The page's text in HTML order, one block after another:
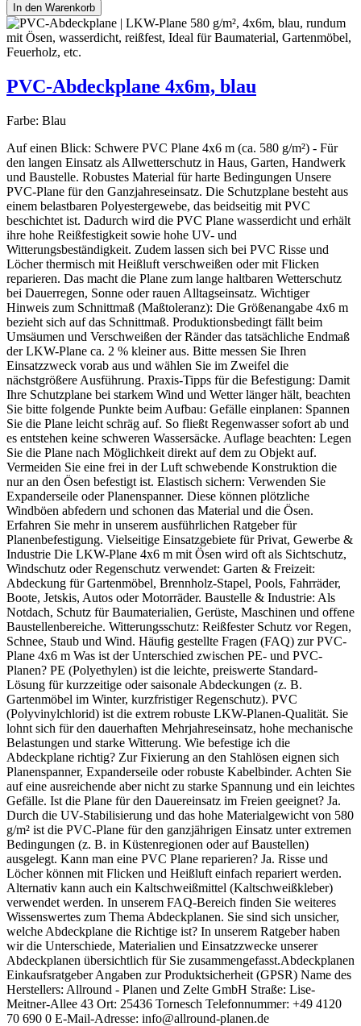
In den Warenkorb
PVC-Abdeckplane 4x6m, blau
Farbe: Blau
Auf einen Blick: Schwere PVC Plane 4x6 m (ca. 580 g/m²) - Für
den langen Einsatz als Allwetterschutz in Haus, Garten, Handwerk
und Baustelle. Robustes Material für harte Bedingungen Unsere
PVC-Plane für den Ganzjahreseinsatz. Die Schutzplane besteht aus
einem belastbaren Polyestergewebe, das beidseitig mit PVC
beschichtet ist. Dadurch wird die PVC Plane wasserdicht und erhält
ihre hohe Reißfestigkeit sowie hohe UV- und
Witterungsbeständigkeit. Zudem lassen sich bei PVC Risse und
Löcher thermisch mit Heißluft verschweißen oder mit Flicken
reparieren. Das macht die Plane zum lange haltbaren Wetterschutz
bei Dauerregen, Sonne oder rauen Alltagseinsatz. Wichtiger
Hinweis zum Schnittmaß (Maßtoleranz): Die Größenangabe 4x6 m
bezieht sich auf das Schnittmaß. Produktionsbedingt fällt beim
Umsäumen und Verschweißen der Ränder das tatsächliche Endmaß
der LKW-Plane ca. 2 % kleiner aus. Bitte messen Sie Ihren
Einsatzzweck vorab aus und wählen Sie im Zweifel die
nächstgrößere Ausführung. Praxis-Tipps für die Befestigung: Damit
Ihre Schutzplane bei starkem Wind und Wetter länger hält, beachten
Sie bitte folgende Punkte beim Aufbau: Gefälle einplanen: Spannen
Sie die Plane leicht schräg auf. So fließt Regenwasser sofort ab und
es entstehen keine schweren Wassersäcke. Auflage beachten: Legen
Sie die Plane nach Möglichkeit direkt auf dem zu Objekt auf.
Vermeiden Sie eine frei in der Luft schwebende Konstruktion die
nur an den Ösen befestigt ist. Elastisch sichern: Verwenden Sie
Expanderseile oder Planenspanner. Diese können plötzliche
Windböen abfedern und schonen das Material und die Ösen.
Erfahren Sie mehr in unserem ausführlichen Ratgeber für
Planenbefestigung. Vielseitige Einsatzgebiete für Privat, Gewerbe &
Industrie Die LKW-Plane 4x6 m mit Ösen wird oft als Sichtschutz,
Windschutz oder Regenschutz verwendet: Garten & Freizeit:
Abdeckung für Gartenmöbel, Brennholz-Stapel, Pools, Fahrräder,
Boote, Jetskis, Autos oder Motorräder. Baustelle & Industrie: Als
Notdach, Schutz für Baumaterialien, Gerüste, Maschinen und offene
Baustellenbereiche. Witterungsschutz: Reißfester Schutz vor Regen,
Schnee, Staub und Wind. Häufig gestellte Fragen (FAQ) zur PVC-
Plane 4x6 m Was ist der Unterschied zwischen PE- und PVC-
Planen? PE (Polyethylen) ist die leichte, preiswerte Standard-
Lösung für kurzzeitige oder saisonale Abdeckungen (z. B.
Gartenmöbel im Winter, kurzfristiger Regenschutz). PVC
(Polyvinylchlorid) ist die extrem robuste LKW-Planen-Qualität. Sie
lohnt sich für den dauerhaften Mehrjahreseinsatz, hohe mechanische
Belastungen und starke Witterung. Wie befestige ich die
Abdeckplane richtig? Zur Fixierung an den Stahlösen eignen sich
Planenspanner, Expanderseile oder robuste Kabelbinder. Achten Sie
auf eine ausreichende aber nicht zu starke Spannung und ein leichtes
Gefälle. Ist die Plane für den Dauereinsatz im Freien geeignet? Ja.
Durch die UV-Stabilisierung und das hohe Materialgewicht von 580
g/m² ist die PVC-Plane für den ganzjährigen Einsatz unter extremen
Bedingungen (z. B. in Küstenregionen oder auf Baustellen)
ausgelegt. Kann man eine PVC Plane reparieren? Ja. Risse und
Löcher können mit Flicken und Heißluft einfach repariert werden.
Alternativ kann auch ein Kaltschweißmittel (Kaltschweißkleber)
verwendet werden. In unserem FAQ-Bereich finden Sie weiteres
Wissenswertes zum Thema Abdeckplanen. Sie sind sich unsicher,
welche Abdeckplane die Richtige ist? In unserem Ratgeber haben
wir die Unterschiede, Materialien und Einsatzzwecke unserer
Abdeckplanen übersichtlich für Sie zusammengefasst.Abdeckplanen
Einkaufsratgeber Angaben zur Produktsicherheit (GPSR) Name des
Herstellers: Allround - Planen und Zelte GmbH Straße: Lise-
Meitner-Allee 43 Ort: 25436 Tornesch Telefonnummer: +49 4120
70 690 0 E-Mail-Adresse: info@allround-planen.de